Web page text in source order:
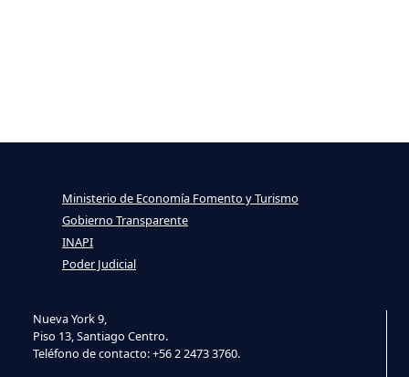
Nueva York 9,
Piso 13, Santiago Centro.
Teléfono de contacto: +56 2 2473 3760.
Ministerio de Economía Fomento y Turismo
Gobierno Transparente
INAPI
Poder Judicial